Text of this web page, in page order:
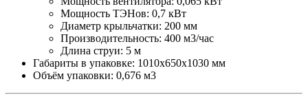
Мощность ТЭНов: 0,7 кВт
Диаметр крыльчатки: 200 мм
Производительность: 400 м3/час
Длина струи: 5 м
Габариты в упаковке: 1010х650х1030 мм
Объём упаковки: 0,676 м3